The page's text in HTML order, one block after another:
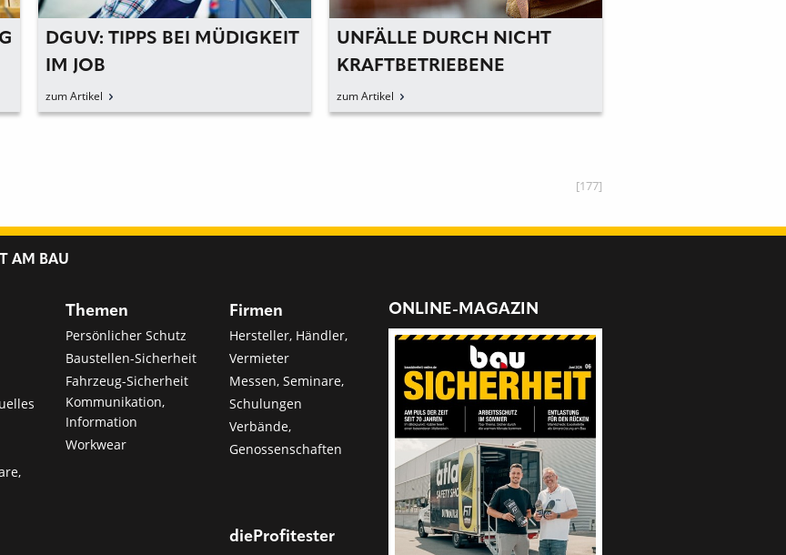
DGUV: TIPPS BEI MÜDIGKEIT
IM JOB
zum Artikel
UNFÄLLE DURCH NICHT
KRAFTBETRIEBENE
HANDWERKZEUGE
zum Artikel
[177]
AM BAU
Themen
Persönlicher Schutz
Baustellen-Sicherheit
Fahrzeug-Sicherheit
Kommunikation,
Information
Workwear
Firmen
Hersteller, Händler,
Vermieter
Messen, Seminare,
Schulungen
Verbände,
Genossenschaften
dieProfitester
ONLINE-MAGAZIN